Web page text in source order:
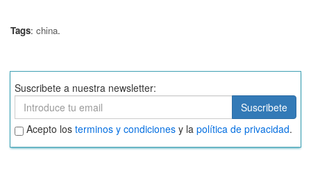
Tags: china.
Suscribete a nuestra newsletter:
Suscribete
Suscribete
Aceptar
términos
y
Acepto los terminos y condiciones y la política de privacidad.